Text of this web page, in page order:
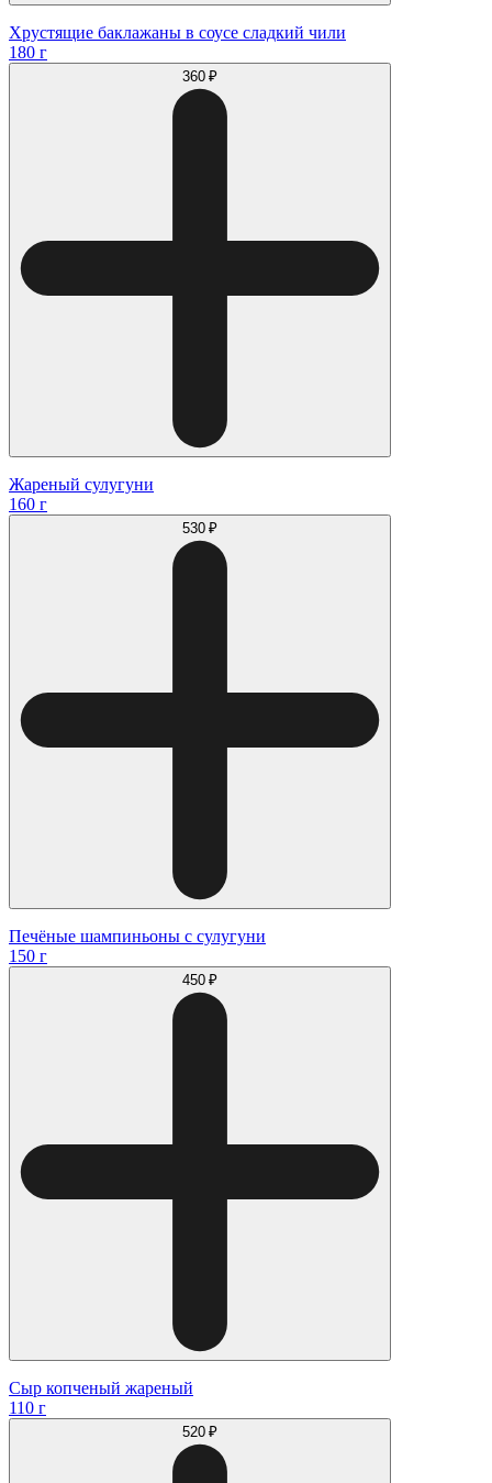
Хрустящие баклажаны в соусе сладкий чили
180 г
360 ₽
Жареный сулугуни
160 г
530 ₽
Печёные шампиньоны с сулугуни
150 г
450 ₽
Сыр копченый жареный
110 г
520 ₽